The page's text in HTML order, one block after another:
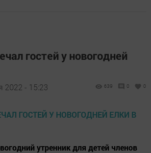
гостей у новогодней
2022 - 15:23 639 0 0
утренник для детей членов